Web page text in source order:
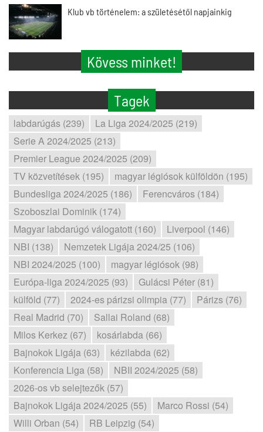
Klub vb történelem: a születésétől napjainkig
Kövess minket!
Tagek
labdarúgás (239)
La Liga 2024/2025 (219)
Serie A 2024/2025 (213)
Premier League 2024/2025 (209)
TV közvetítések (195)
magyar légiósok külföldön (195)
Bundesliga 2024/2025 (186)
Ferencváros (184)
Szoboszlai Dominik (174)
Magyar labdarúgó válogatott (160)
Liverpool (146)
NBI (138)
Nemzetek Ligája 2024/25 (106)
NBI 2024/2025 (100)
magyar légiósok (98)
Európa-liga 2024/2025 (93)
Gulácsi Péter (81)
külföld (77)
2024-es párizsi olimpia (77)
Párizs (76)
Real Madrid (70)
Sallai Roland (68)
Milos Kerkez (67)
kosárlabda (66)
Bajnokok Ligája (63)
kézilabda (62)
Konferencia Liga (58)
NBII 2024/2025 (58)
2026-os vb selejtezők (57)
Bajnokok Ligája 2024/2025 (55)
Marco Rossi (54)
Willi Orban (54)
RB Leipzig (54)